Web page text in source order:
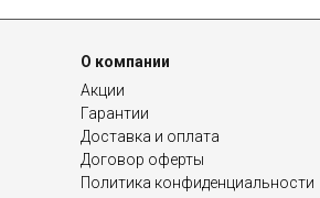
О компании
Акции
Гарантии
Доставка и оплата
Договор оферты
Политика конфиденциальности